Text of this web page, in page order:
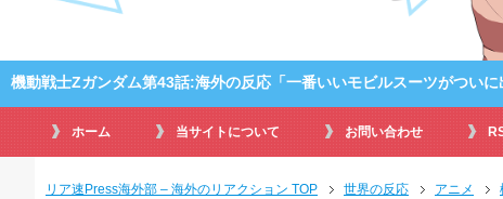
機動戦士Zガンダム第43話:海外の反応「一番いいモビルスーツがついに
ホーム 当サイトについて お問い合わせ
リア速Press海外部 – 海外のリアクション TOP 世界の反応 アニメ